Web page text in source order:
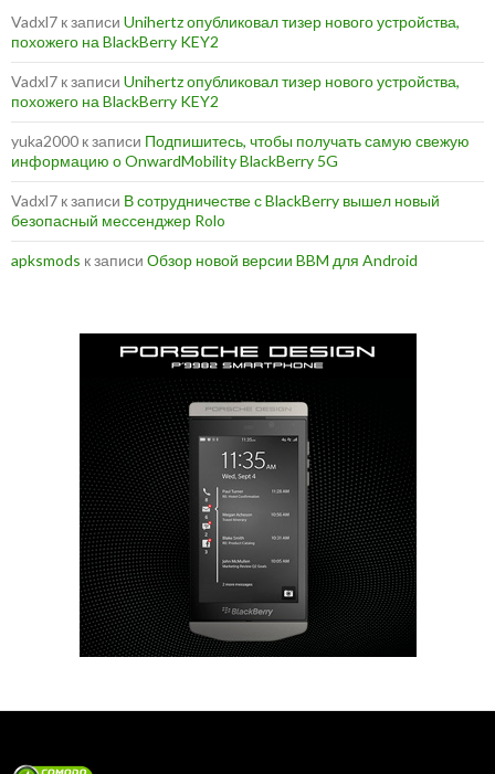
Vadxl7 к записи Unihertz опубликовал тизер нового устройства,
похожего на BlackBerry KEY2
Vadxl7 к записи Unihertz опубликовал тизер нового устройства,
похожего на BlackBerry KEY2
yuka2000 к записи Подпишитесь, чтобы получать самую свежую
информацию о OnwardMobility BlackBerry 5G
Vadxl7 к записи В сотрудничестве с BlackBerry вышел новый
безопасный мессенджер Rolo
apksmods к записи Обзор новой версии BBM для Android